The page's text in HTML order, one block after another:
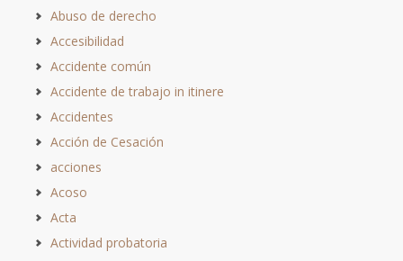
Abuso de derecho
Accesibilidad
Accidente común
Accidente de trabajo in itinere
Accidentes
Acción de Cesación
acciones
Acoso
Acta
Actividad probatoria